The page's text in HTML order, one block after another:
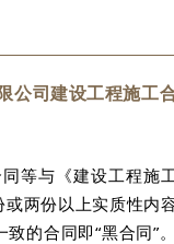
司建设工程施工
等与《建设工程施
两份以上实质性内
的合同即“黑合同”